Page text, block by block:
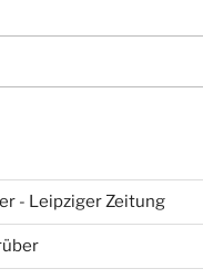
- Leipziger Zeitung